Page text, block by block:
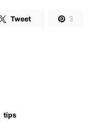
Tweet 3
tips